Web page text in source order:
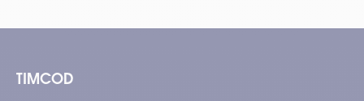
TIMCOD